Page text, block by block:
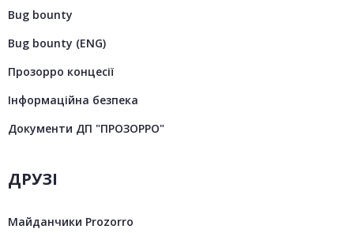
Bug bounty
Bug bounty (ENG)
Прозорро концесії
Інформаційна безпека
Документи ДП "ПРОЗОРРО"
ДРУЗІ
Майданчики Prozorro